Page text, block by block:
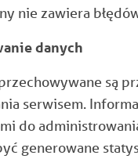
nie zawiera
danych
są
serwisem.
do
generowane